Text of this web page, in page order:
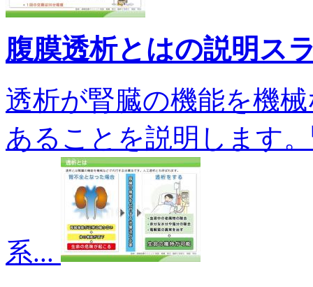
腹膜透析とはの説明ス
透析が腎臓の機能を機
あることを説明します
系...